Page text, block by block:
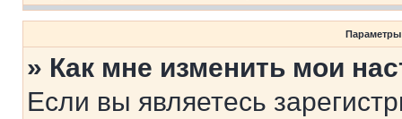
Параметры
» Как мне изменить мои
Если вы являетесь